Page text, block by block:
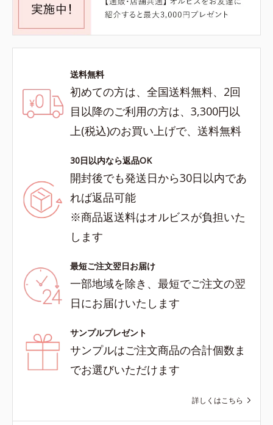
送料無料
初めての方は、全国送料無料、2回
目以降のご利用の方は、3,300円以
上(税込)のお買い上げで、送料無料
30日以内なら返品OK
開封後でも発送日から30日以内であ
れば返品可能
※商品返送料はオルビスが負担いた
します
最短ご注文翌日お届け
一部地域を除き、最短でご注文の翌
日にお届けいたします
サンプルプレゼント
サンプルはご注文商品の合計個数ま
でお選びいただけます
詳しくはこちら